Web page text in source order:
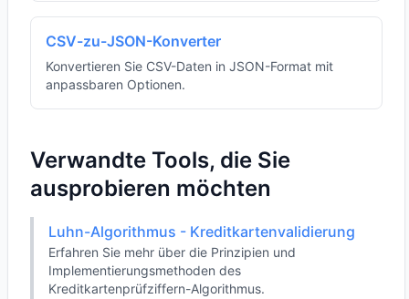
CSV-zu-JSON-Konverter
Konvertieren Sie CSV-Daten in JSON-Format mit
anpassbaren Optionen.
Verwandte Tools, die Sie
ausprobieren möchten
Luhn-Algorithmus - Kreditkartenvalidierung
Erfahren Sie mehr über die Prinzipien und
Implementierungsmethoden des
Kreditkartenprüfziffern-Algorithmus.